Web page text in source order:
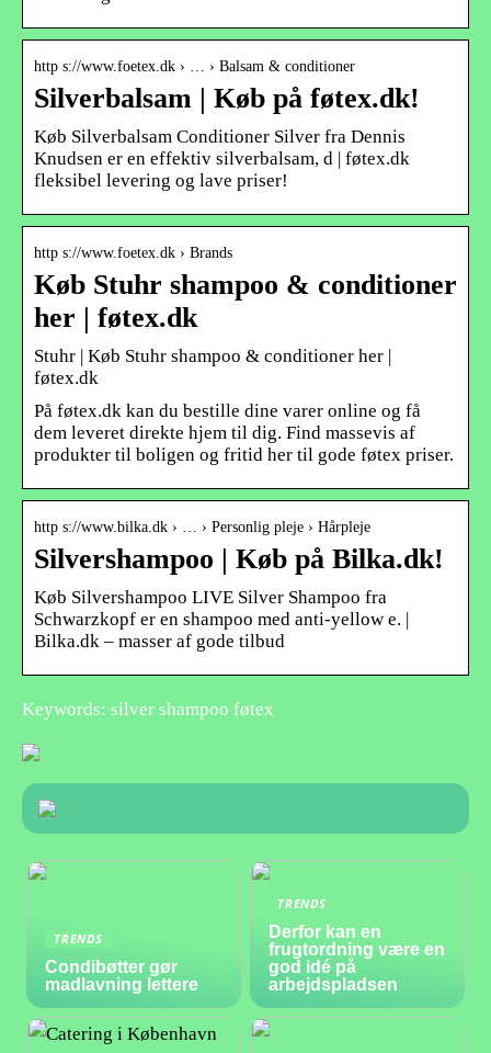
http s://www.foetex.dk › … › Balsam & conditioner
Silverbalsam | Køb på føtex.dk!
Køb Silverbalsam Conditioner Silver fra Dennis
Knudsen er en effektiv silverbalsam, d | føtex.dk
fleksibel levering og lave priser!
http s://www.foetex.dk › Brands
Køb Stuhr shampoo & conditioner
her | føtex.dk
Stuhr | Køb Stuhr shampoo & conditioner her |
føtex.dk
På føtex.dk kan du bestille dine varer online og få
dem leveret direkte hjem til dig. Find massevis af
produkter til boligen og fritid her til gode føtex priser.
http s://www.bilka.dk › … › Personlig pleje › Hårpleje
Silvershampoo | Køb på Bilka.dk!
Køb Silvershampoo LIVE Silver Shampoo fra
Schwarzkopf er en shampoo med anti-yellow e. |
Bilka.dk – masser af gode tilbud
Keywords: silver shampoo føtex
TRENDS
Condibøtter gør
madlavning lettere
TRENDS
Derfor kan en
frugtordning være en
god idé på
arbejdspladsen